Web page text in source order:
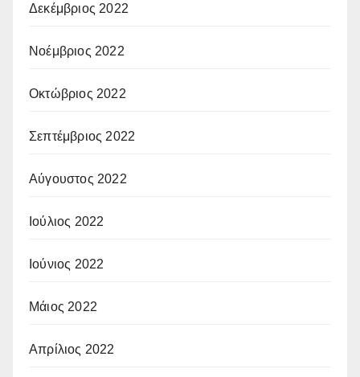
Δεκέμβριος 2022
Νοέμβριος 2022
Οκτώβριος 2022
Σεπτέμβριος 2022
Αύγουστος 2022
Ιούλιος 2022
Ιούνιος 2022
Μάιος 2022
Απρίλιος 2022